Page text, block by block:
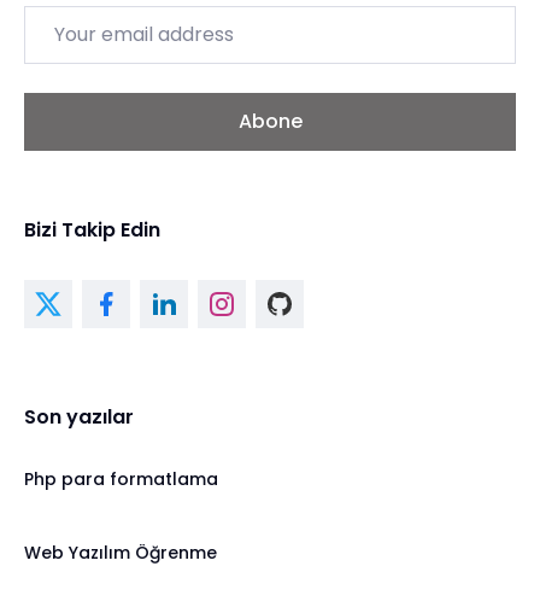
Abone
Bizi Takip Edin
Son yazılar
Php para formatlama
Web Yazılım Öğrenme